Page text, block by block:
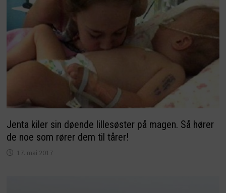
Jenta kiler sin døende lillesøster på magen. Så hører
de noe som rører dem til tårer!
17. mai 2017